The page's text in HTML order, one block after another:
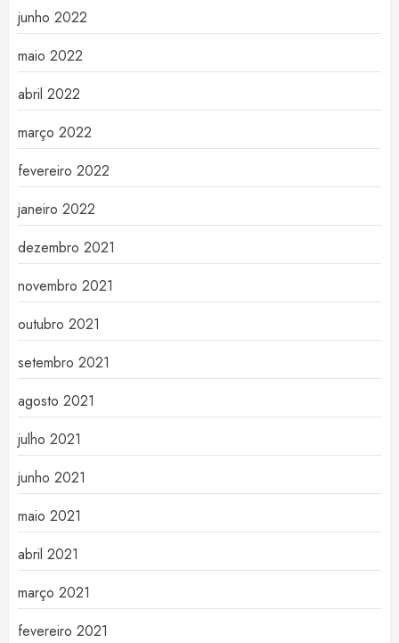
junho 2022
maio 2022
abril 2022
março 2022
fevereiro 2022
janeiro 2022
dezembro 2021
novembro 2021
outubro 2021
setembro 2021
agosto 2021
julho 2021
junho 2021
maio 2021
abril 2021
março 2021
fevereiro 2021